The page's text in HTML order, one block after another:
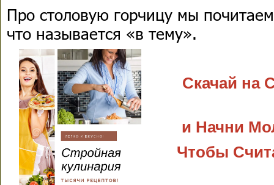
Про столовую горчицу мы
что называется «в тему».
Скачай на
и Начни
Чтобы